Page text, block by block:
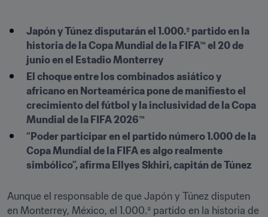
Japón y Túnez disputarán el 1.000.º partido en la
historia de la Copa Mundial de la FIFA™ el 20 de
junio en el Estadio Monterrey
El choque entre los combinados asiático y
africano en Norteamérica pone de manifiesto el
crecimiento del fútbol y la inclusividad de la Copa
Mundial de la FIFA 2026™
“Poder participar en el partido número 1.000 de la
Copa Mundial de la FIFA es algo realmente
simbólico”, afirma Ellyes Skhiri, capitán de Túnez
Aunque el responsable de que Japón y Túnez disputen
en Monterrey, México, el 1.000.º partido en la historia de